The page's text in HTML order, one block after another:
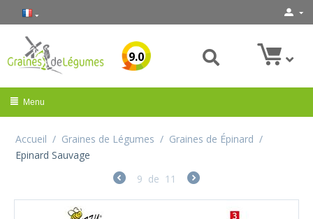
9.0
Menu
Accueil / Graines de Légumes / Graines de Épinard /
Epinard Sauvage
9 de 11